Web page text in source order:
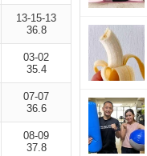
13-15-13
36.8
03-02
35.4
07-07
36.6
08-09
37.8